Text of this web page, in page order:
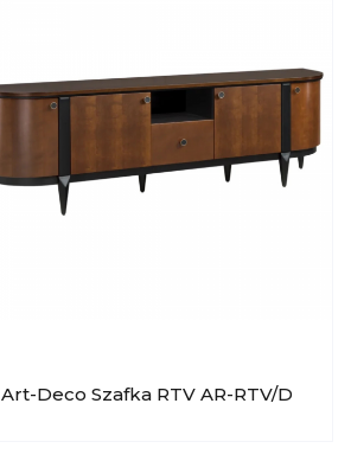
Art-Deco Szafka RTV AR-RTV/D